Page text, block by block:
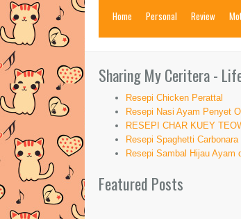
Home Personal Review
Sharing My Ceritera -
Resepi Chicken Perattal
Resepi Nasi Ayam Penyet
RESEPI CHAR KUEY
Resepi Spaghetti Carbonara
Resepi Sambal Hijau Ayam
Featured Posts